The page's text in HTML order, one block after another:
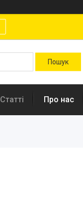
Статті Про нас